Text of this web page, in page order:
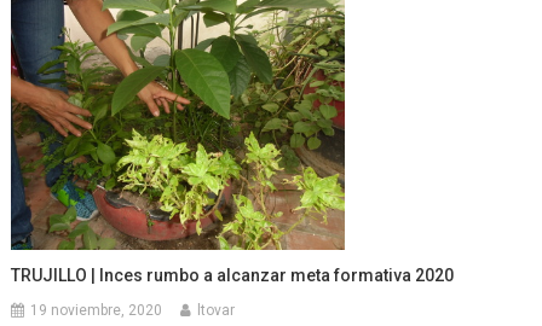
TRUJILLO | Inces rumbo a alcanzar meta formativa 2020
19 noviembre, 2020 ltovar